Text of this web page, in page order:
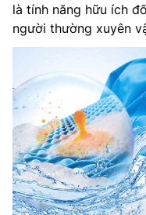
là tính năng hữu ích
người thường xuyên